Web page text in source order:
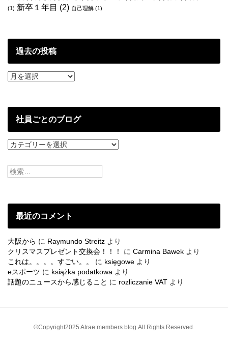
(1) 新卒１年目 (2) 自己理解 (1)
過去の投稿
過
投
社員ごとのブログ
社
ご
と
ロ
最近のコメント
大阪から に Raymundo Streitz より
クリスマスプレゼント交換会！！！
に Carmina Bawek より
これは。。。。すごい。。
に księgowe より
eスポーツ に książka podatkowa より
話題のニュースから感じること に rozliczanie VAT より
©Copyright2025 Atrae members blog.All Rights Reserved.